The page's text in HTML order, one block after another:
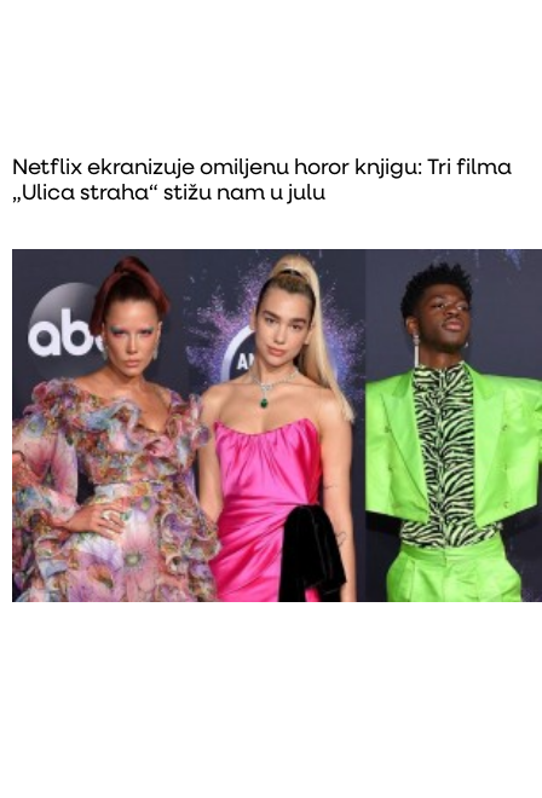
Netflix ekranizuje omiljenu horor knjigu: Tri filma
„Ulica straha“ stižu nam u julu